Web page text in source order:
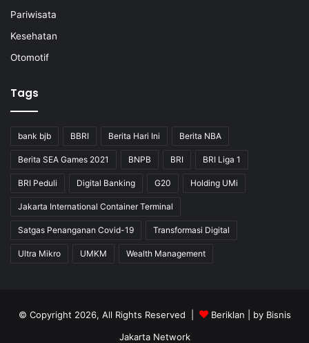
Pariwisata
Kesehatan
Otomotif
Tags
bank bjb BBRI Berita Hari Ini Berita NBA
Berita SEA Games 2021 BNPB BRI BRI Liga 1
BRI Peduli Digital Banking G20 Holding UMi
Jakarta International Container Terminal
Satgas Penanganan Covid-19 Transformasi Digital
Ultra Mikro UMKM Wealth Management
© Copyright 2026, All Rights Reserved | Beriklan | by Bisnis
Jakarta Network